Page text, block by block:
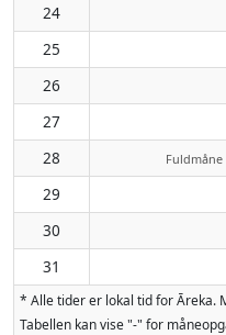
24
25
26
27
28
Fuldmåne
29
30
31
* Alle tider er lokal tid for Āreka.
Tabellen kan vise "-" for